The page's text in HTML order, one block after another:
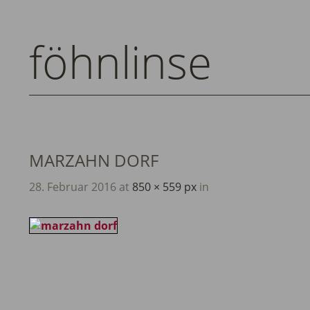
föhnlinse
MARZAHN DORF
28. Februar 2016 at 850 × 559 px in